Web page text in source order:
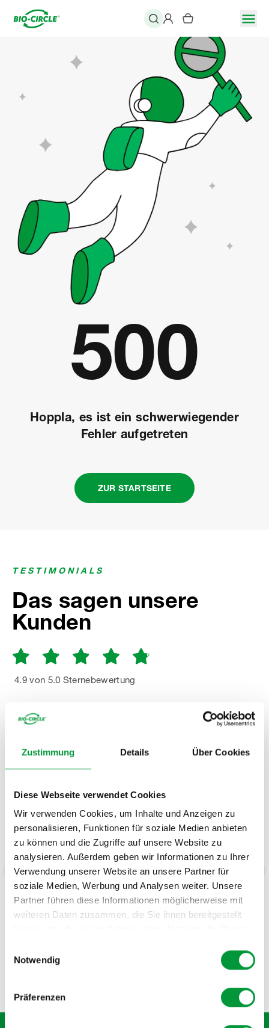
Zustimmung Details Über Cookies
Diese Webseite verwendet Cookies
Wir verwenden Cookies, um Inhalte und Anzeigen zu
personalisieren, Funktionen für soziale Medien anbieten
zu können und die Zugriffe auf unsere Website zu
analysieren. Außerdem geben wir Informationen zu Ihrer
Verwendung unserer Website an unsere Partner für
soziale Medien, Werbung und Analysen weiter. Unsere
Partner führen diese Informationen möglicherweise mit
weiteren Daten zusammen, die Sie ihnen bereitgestellt
Notwendig
Präferenzen
500
Hoppla, es ist ein schwerwiegender
Fehler aufgetreten
ZUR STARTSEITE
TESTIMONIALS
Das sagen unsere
Kunden
4.9 von 5.0 Sternebewertung
ZU DEN REFERENZEN
grosser Schritt hin zu einem grüneren,
umweltfreundlicheren und nachhaltigeren
Arbeiten.
Reto Brunner
Rollmaterial, Sicherheit/Qualität,
Rhätische Bahn AG
1
of